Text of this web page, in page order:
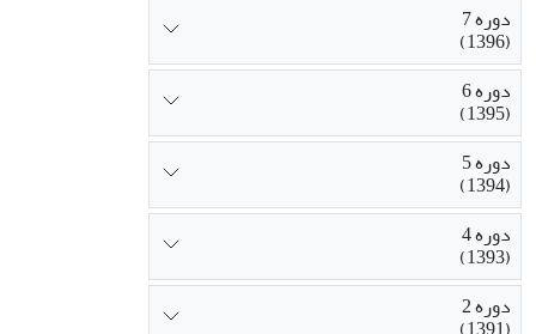
دوره 7
(1396)
دوره 6
(1395)
دوره 5
(1394)
دوره 4
(1393)
دوره 2